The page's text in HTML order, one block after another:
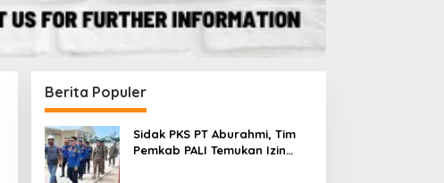
Berita Populer
Sidak PKS PT Aburahmi, Tim
Pemkab PALI Temukan Izin